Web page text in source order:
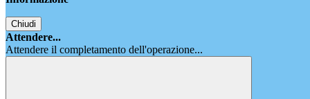
Chiudi
Attendere...
Attendere il completamento dell'operazione...